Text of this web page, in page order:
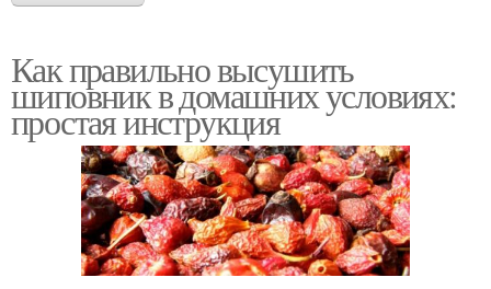
Как правильно высушить
шиповник в домашних условиях:
простая инструкция